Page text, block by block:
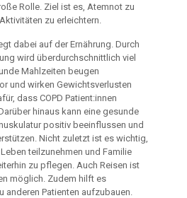
Rolle. Ziel ist es, Atemnot zu
zu erleichtern.
dabei auf der Ernährung. Durch
wird überdurchschnittlich viel
Mahlzeiten beugen
und wirken Gewichtsverlusten
dass COPD Patient:innen
hinaus kann eine gesunde
positiv beeinflussen und
Nicht zuletzt ist es wichtig,
Lebenteilzunehmen und Familie
zupflegen. Auch Reisen ist
möglich. Zudem hilft es
anderen Patienten aufzubauen.